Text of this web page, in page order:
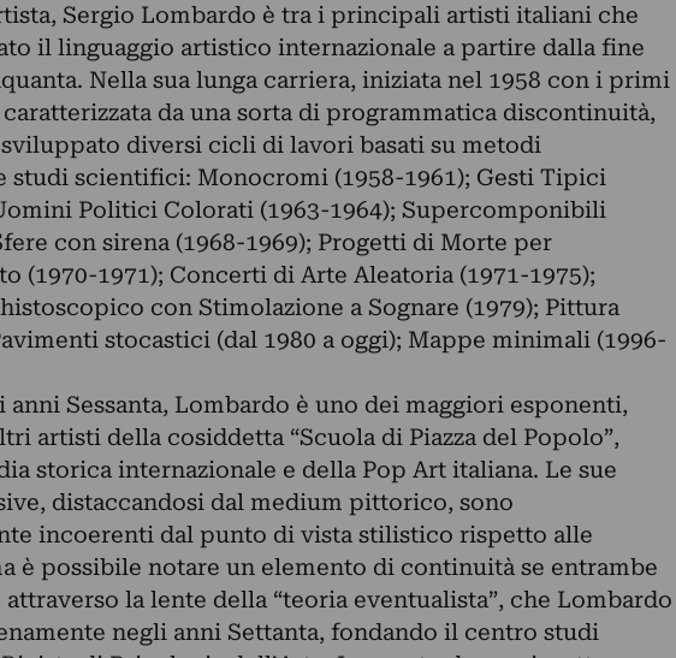
Sergio Lombardo è tra i principali artisti italiani che
il linguaggio artistico internazionale a partire dalla fine
Nella sua lunga carriera, iniziata nel 1958 con i primi
da una sorta di programmatica discontinuità,
diversi cicli di lavori basati su metodi
studi scientifici: Monocromi (1958-1961); Gesti Tipici
Politici Colorati (1963-1964); Supercomponibili
con sirena (1968-1969); Progetti di Morte per
(1970-1971); Concerti di Arte Aleatoria (1971-1975);
con Stimolazione a Sognare (1979); Pittura
stocastici (dal 1980 a oggi); Mappe minimali (1996-
Sessanta, Lombardo è uno dei maggiori esponenti,
artisti della cosiddetta “Scuola di Piazza del Popolo”,
storica internazionale e della Pop Art italiana. Le sue
distaccandosi dal medium pittorico, sono
incoerenti dal punto di vista stilistico rispetto alle
è possibile notare un elemento di continuità se entrambe
la lente della “teoria eventualista”, che Lombardo
negli anni Settanta, fondando il centro studi